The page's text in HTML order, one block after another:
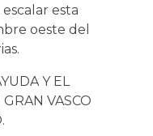
esta
oeste del
Y EL
VASCO